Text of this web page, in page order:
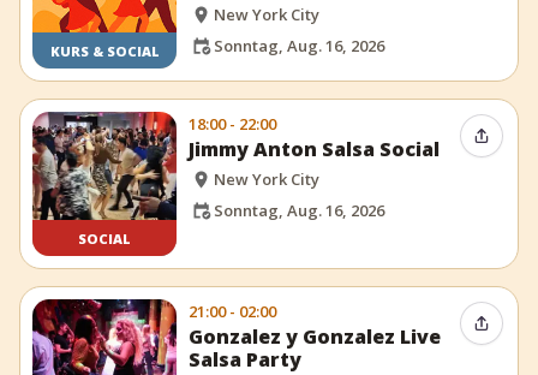
KURS & SOCIAL
New York City
Sonntag, Aug. 16, 2026
SOCIAL
18:00 - 22:00
Jimmy Anton Salsa Social
New York City
Sonntag, Aug. 16, 2026
Event
21:00 - 02:00
Gonzalez y Gonzalez Live
Salsa Party
Event